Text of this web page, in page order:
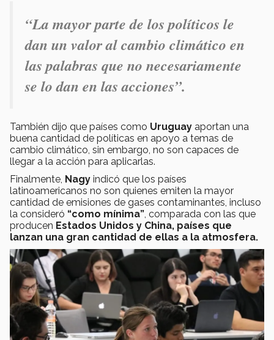
“La mayor parte de los políticos le
dan un valor al cambio climático en
las palabras que no necesariamente
se lo dan en las acciones”.
También dijo que países como Uruguay aportan una
buena cantidad de políticas en apoyo a temas de
cambio climático, sin embargo, no son capaces de
llegar a la acción para aplicarlas.
Finalmente, Nagy indicó que los países
latinoamericanos no son quienes emiten la mayor
cantidad de emisiones de gases contaminantes, incluso
la consideró “como mínima”, comparada con las que
producen Estados Unidos y China, países que
lanzan una gran cantidad de ellas a la atmosfera.